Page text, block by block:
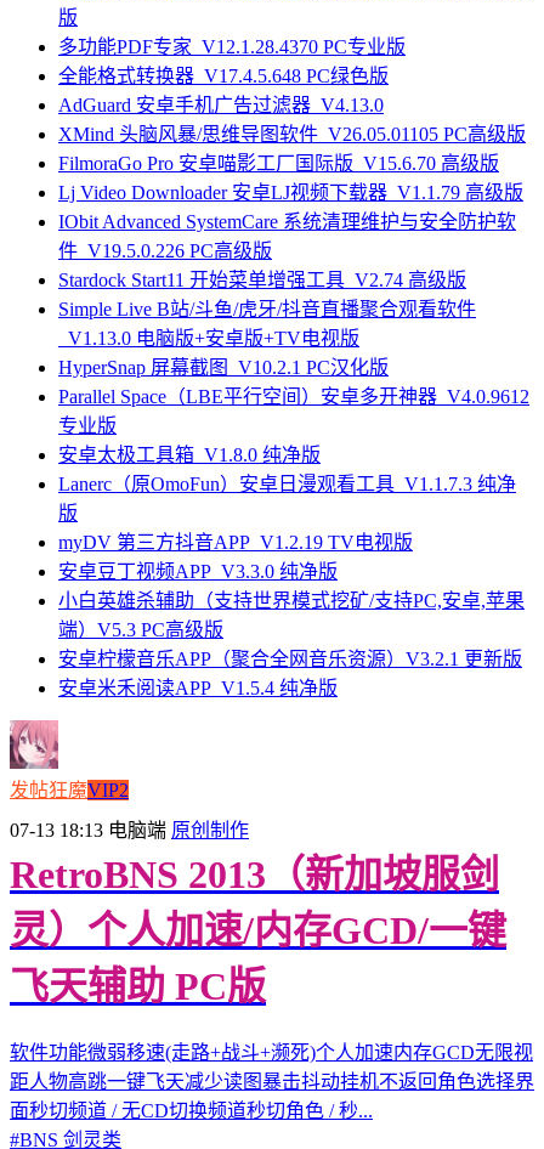
版
多功能PDF专家_V12.1.28.4370 PC专业版
全能格式转换器_V17.4.5.648 PC绿色版
AdGuard 安卓手机广告过滤器_V4.13.0
XMind 头脑风暴/思维导图软件_V26.05.01105 PC高级版
FilmoraGo Pro 安卓喵影工厂国际版_V15.6.70 高级版
Lj Video Downloader 安卓LJ视频下载器_V1.1.79 高级版
IObit Advanced SystemCare 系统清理维护与安全防护软
件_V19.5.0.226 PC高级版
Stardock Start11 开始菜单增强工具_V2.74 高级版
Simple Live B站/斗鱼/虎牙/抖音直播聚合观看软件
_V1.13.0 电脑版+安卓版+TV电视版
HyperSnap 屏幕截图_V10.2.1 PC汉化版
Parallel Space（LBE平行空间）安卓多开神器_V4.0.9612
专业版
安卓太极工具箱_V1.8.0 纯净版
Lanerc（原OmoFun）安卓日漫观看工具_V1.1.7.3 纯净
版
myDV 第三方抖音APP_V1.2.19 TV电视版
安卓豆丁视频APP_V3.3.0 纯净版
小白英雄杀辅助（支持世界模式挖矿/支持PC,安卓,苹果
端）V5.3 PC高级版
安卓柠檬音乐APP（聚合全网音乐资源）V3.2.1 更新版
安卓米禾阅读APP_V1.5.4 纯净版
发帖狂魔VIP2
07-13 18:13 电脑端 原创制作
RetroBNS 2013（新加坡服剑
灵）个人加速/内存GCD/一键
飞天辅助 PC版
软件功能微弱移速(走路+战斗+濒死)个人加速内存GCD无限视
距人物高跳一键飞天减少读图暴击抖动挂机不返回角色选择界
面秒切频道 / 无CD切换频道秒切角色 / 秒...
#BNS 剑灵类